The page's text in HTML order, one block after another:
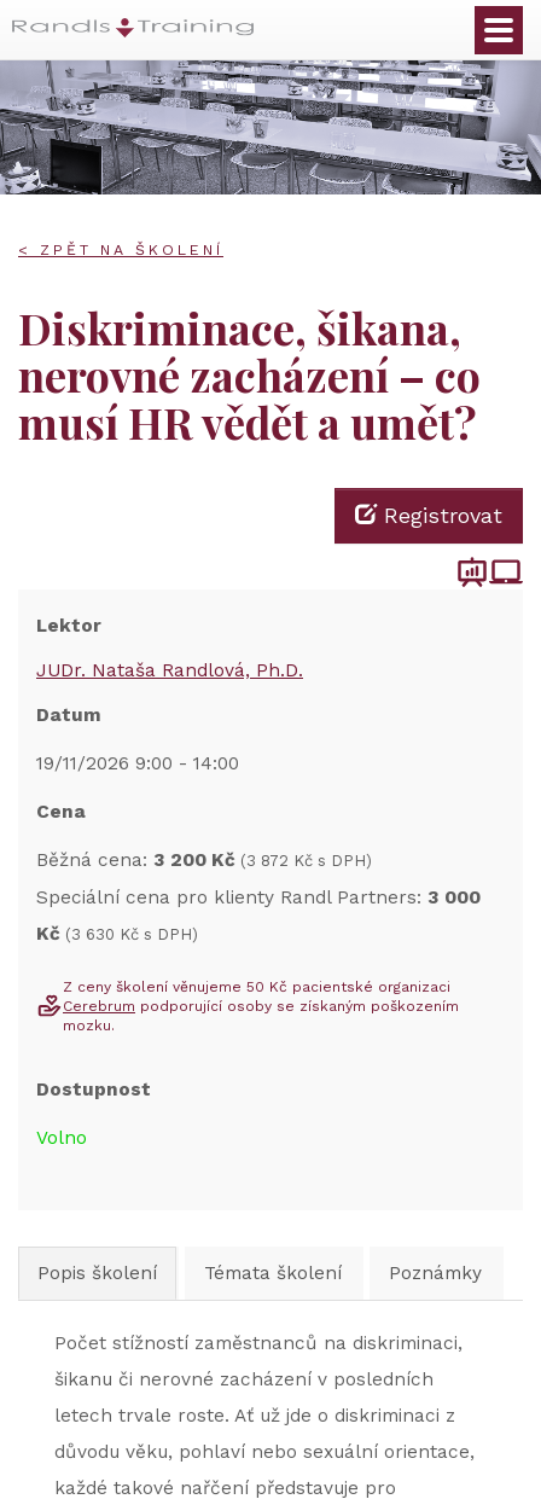
< ZPĚT NA ŠKOLENÍ
Diskriminace, šikana,
nerovné zacházení – co
musí HR vědět a umět?
Registrovat
Lektor
JUDr. Nataša Randlová, Ph.D.
Datum
19/11/2026 9:00 - 14:00
Cena
Běžná cena: 3 200 Kč (3 872 Kč s DPH)
Speciální cena pro klienty Randl Partners: 3 000
Kč (3 630 Kč s DPH)
Z ceny školení věnujeme 50 Kč pacientské organizaci
Cerebrum podporující osoby se získaným poškozením
mozku.
Dostupnost
Volno
Popis školení Témata školení Poznámky
Počet stížností zaměstnanců na diskriminaci,
šikanu či nerovné zacházení v posledních
letech trvale roste. Ať už jde o diskriminaci z
důvodu věku, pohlaví nebo sexuální orientace,
každé takové nařčení představuje pro